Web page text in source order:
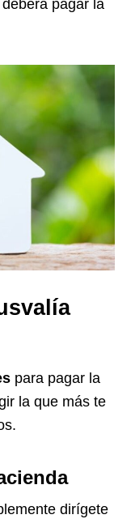
pagar la
para pagar la
la que más te
dirígete